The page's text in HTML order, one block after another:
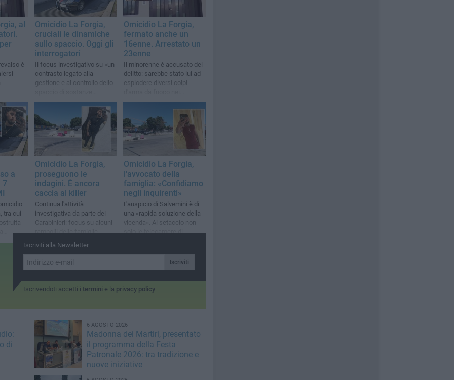
al
è
brevi
Omicidio La Forgia,
cruciali le dinamiche
sullo spaccio. Oggi gli
interrogatori
Il focus investigativo su «un
contrasto legato alla
gestione e al controllo dello
stupefacenti» a Molfetta
Omicidio La Forgia,
fermato anche un
16enne. Arrestato un
23enne
Il minorenne è accusato del
delitto: sarebbe stato lui ad
esplodere diversi colpi
confronti del 22enne
a
7
tra cui
Omicidio La Forgia,
proseguono le
indagini. È ancora
caccia al killer
Continua l'attività
investigativa da parte dei
Carabinieri: focus su alcuni
Omicidio La Forgia,
l'avvocato della
famiglia: «Confidiamo
negli inquirenti»
L'auspicio di Salvemini è di
una «rapida soluzione della
vicenda». Al setaccio non
Iscriviti alla Newsletter
Iscriviti
Iscrivendoti accetti i termini e la privacy policy
di
6 AGOSTO 2026
Madonna dei Martiri, presentato
il programma della Festa
Patronale 2026: tra tradizione e
nuove iniziative